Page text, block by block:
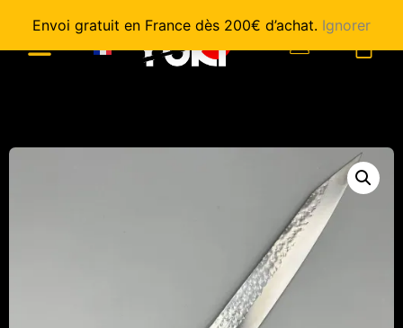
Envoi gratuit en France dès 200€ d’achat. Ignorer